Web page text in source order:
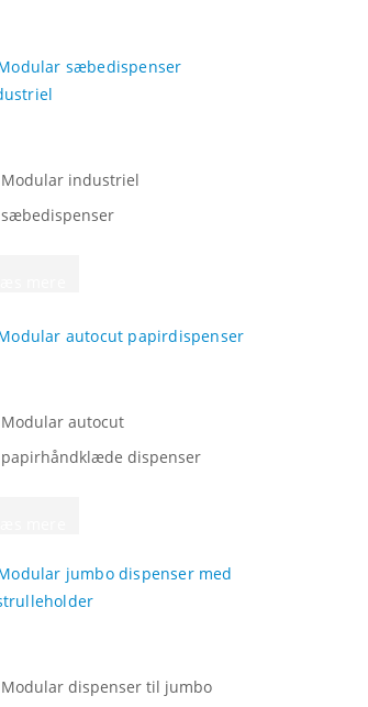
Modular industriel
sæbedispenser
Modular autocut
papirhåndklæde dispenser
Modular dispenser til jumbo